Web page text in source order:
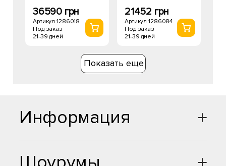
36590 грн
Артикул 1286018
Под заказ
21-39 дней
21452 грн
Артикул 1286084
Под заказ
21-39 дней
Показать еще
Информация